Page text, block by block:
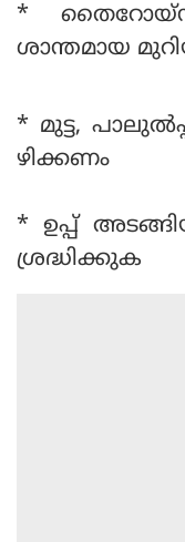
*
ശാന്തമായ
* മുട്ട,
ഴിക്കണം
* ഉപ്പ്
ശ്രദ്ധിക്കുക